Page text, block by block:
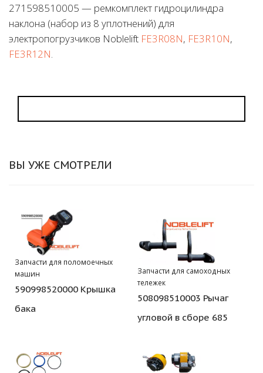
271598510005 — ремкомплект гидроцилиндра
наклона (набор из 8 уплотнений) для
электропогрузчиков Noblelift FE3R08N, FE3R10N,
FE3R12N.
ВЫ УЖЕ СМОТРЕЛИ
Запчасти для поломоечных
машин
590998520000 Крышка
бака
Запчасти для самоходных
тележек
508098510003 Рычаг
угловой в сборе 685